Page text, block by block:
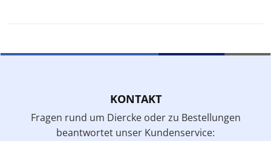
KONTAKT
Fragen rund um Diercke oder zu Bestellungen
beantwortet unser Kundenservice: